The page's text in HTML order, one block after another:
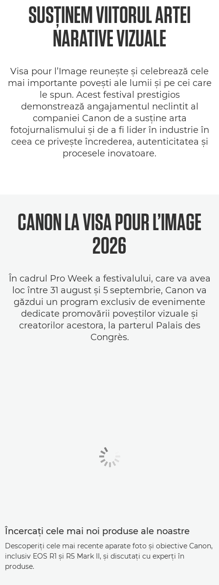
SUSŢINEM VIITORUL ARTEI
NARATIVE VIZUALE
Visa pour l’Image reuneşte şi celebrează cele
mai importante poveşti ale lumii şi pe cei care
le spun. Acest festival prestigios
demonstrează angajamentul neclintit al
companiei Canon de a susţine arta
fotojurnalismului şi de a fi lider în industrie în
ceea ce priveşte încrederea, autenticitatea şi
procesele inovatoare.
CANON LA VISA POUR L’IMAGE
2026
În cadrul Pro Week a festivalului, care va avea
loc între 31 august şi 5septembrie, Canon va
găzdui un program exclusiv de evenimente
dedicate promovării poveştilor vizuale şi
creatorilor acestora, la parterul Palais des
Congrès.
Încercaţi cele mai noi produse ale noastre
Descoperiţi cele mai recente aparate foto şi obiective Canon,
inclusiv EOS R1 şi R5 Mark II, şi discutaţi cu experţi în
produse.